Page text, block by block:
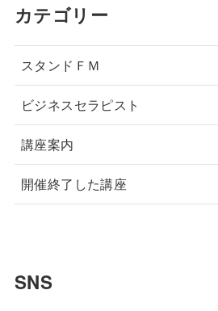
カテゴリー
スタンドＦＭ
ビジネスセラピスト
講座案内
開催終了した講座
SNS